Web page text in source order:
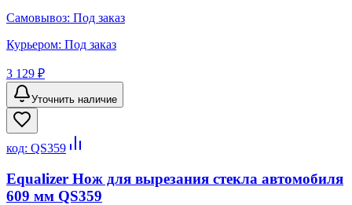
Самовывоз: Под заказ
Курьером: Под заказ
3 129 ₽
Уточнить наличие
код: QS359
Equalizer Нож для вырезания стекла автомобиля
609 мм QS359